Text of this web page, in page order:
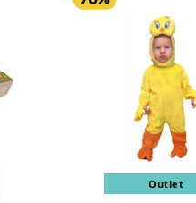
Outlet